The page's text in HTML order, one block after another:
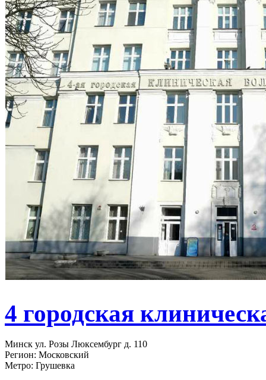
4 городская
Минск ул. Розы Люксембург д. 110
Регион: Московский
Метро: Грушевка